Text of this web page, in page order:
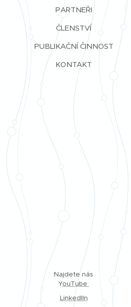
PARTNEŘI
ČLENSTVÍ
PUBLIKAČNÍ ČINNOST
KONTAKT
Najdete nás
YouTube
LinkedIIn